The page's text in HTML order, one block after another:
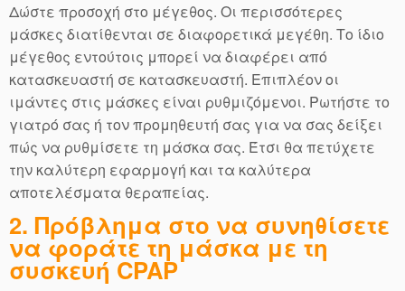
Δώστε προσοχή στο μέγεθος. Οι περισσότερες
μάσκες διατίθενται σε διαφορετικά μεγέθη. Το ίδιο
μέγεθος εντούτοις μπορεί να διαφέρει από
κατασκευαστή σε κατασκευαστή. Επιπλέον οι
ιμάντες στις μάσκες είναι ρυθμιζόμενοι. Ρωτήστε το
γιατρό σας ή τον προμηθευτή σας για να σας δείξει
πώς να ρυθμίσετε τη μάσκα σας. Έτσι θα πετύχετε
την καλύτερη εφαρμογή και τα καλύτερα
αποτελέσματα θεραπείας.
2. Πρόβλημα στο να συνηθίσετε
να φοράτε τη μάσκα με τη
συσκευή CPAP